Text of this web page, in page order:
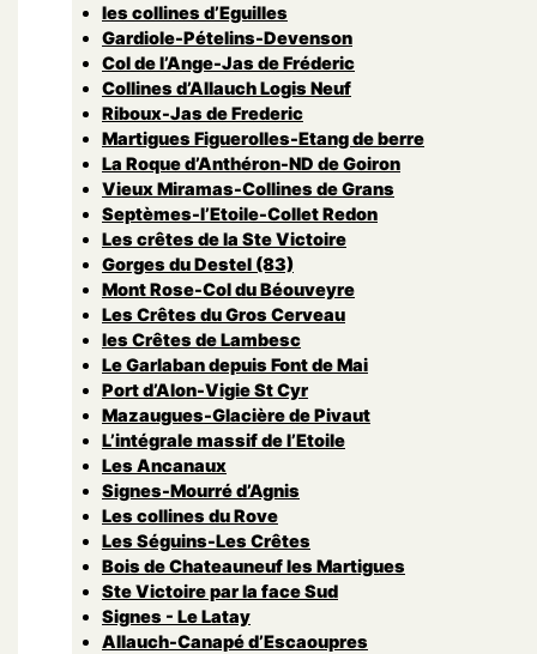
les collines d’Eguilles
Gardiole-Pételins-Devenson
Col de l’Ange-Jas de Fréderic
Collines d’Allauch Logis Neuf
Riboux-Jas de Frederic
Martigues Figuerolles-Etang de berre
La Roque d’Anthéron-ND de Goiron
Vieux Miramas-Collines de Grans
Septèmes-l’Etoile-Collet Redon
Les crêtes de la Ste Victoire
Gorges du Destel (83)
Mont Rose-Col du Béouveyre
Les Crêtes du Gros Cerveau
les Crêtes de Lambesc
Le Garlaban depuis Font de Mai
Port d’Alon-Vigie St Cyr
Mazaugues-Glacière de Pivaut
L’intégrale massif de l’Etoile
Les Ancanaux
Signes-Mourré d’Agnis
Les collines du Rove
Les Séguins-Les Crêtes
Bois de Chateauneuf les Martigues
Ste Victoire par la face Sud
Signes - Le Latay
Allauch-Canapé d’Escaoupres